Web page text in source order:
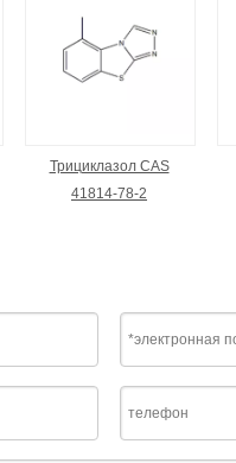
Трициклазол CAS
41814-78-2